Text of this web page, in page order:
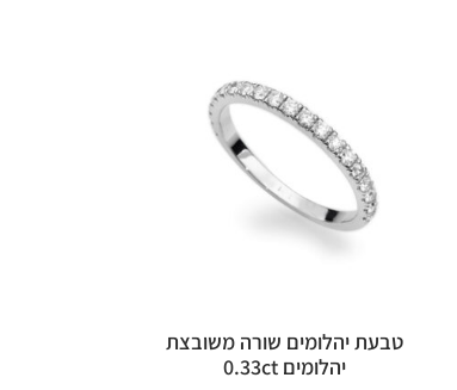
טבעת יהלומים שורה משובצת
יהלומים 0.33ct